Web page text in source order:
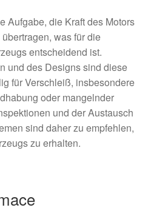
Aufgabe, die Kraft des Motors
was für die
entscheidend ist.
und des Designs sind diese
für Verschleiß, insbesondere
oder mangelnder
und der Austausch
sind daher zu empfehlen,
zu erhalten.